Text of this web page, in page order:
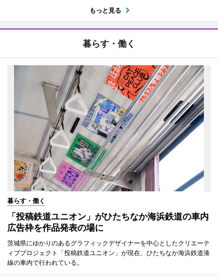
もっと見る
暮らす・働く
暮らす・働く
「投稿鉄道ユニオン」がひたちなか海浜鉄道の車内
広告枠を作品発表の場に
茨城県にゆかりのあるグラフィックデザイナーを中心としたクリエーテ
ィブプロジェクト「投稿鉄道ユニオン」が現在、ひたちなか海浜鉄道湊
線の車内で行われている。